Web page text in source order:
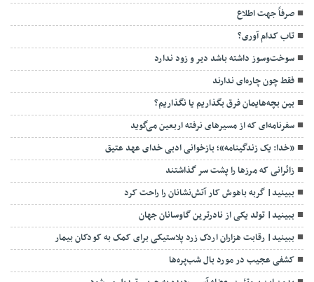
صرفاً جهت اطلاع
تاب کدام آوری؟
سوخت‌وسوز داشته باشد دیر و زود ندارد
فقط چون چاره‌ای ندارند
بین بچه‌هایمان فرق بگذاریم یا نگذاریم؟
سفرنامه‌ای که از مسیرهای نرفته اربعین می‌گوید
«خدا: یک زندگینامه»؛ بازخوانی ادبی خدای عهد عتیق
زائرانی که مرزها را پشت سر گذاشتند
ببینید| گربه باهوش کار آتش‌نشانان را راحت کرد
ببینید| تولد یکی از نادرترین گاوسانان جهان
ببینید| رقابت هزاران اردک زرد پلاستیکی برای کمک به کودکان بیمار
کشفی عجیب در مورد بال شب‌پره‌ها